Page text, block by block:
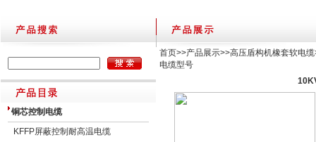
铜芯控制电缆
KFFP屏蔽控制耐高温电缆
首页>>产品展示>>高压盾构机橡套软电缆
电缆型号